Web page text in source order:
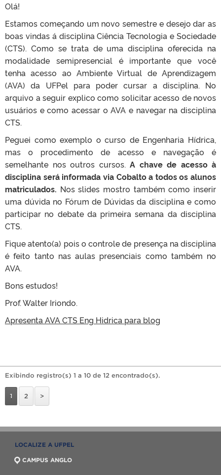
Olá!
Estamos começando um novo semestre e desejo dar as
boas vindas á disciplina Ciência Tecnologia e Sociedade
(CTS). Como se trata de uma disciplina oferecida na
modalidade semipresencial é importante que você
tenha acesso ao Ambiente Virtual de Aprendizagem
(AVA) da UFPel para poder cursar a disciplina. No
arquivo a seguir explico como solicitar acesso de novos
usuários e como acessar o AVA e navegar na disciplina
CTS.
Peguei como exemplo o curso de Engenharia Hídrica,
mas o procedimento de acesso e navegação é
semelhante nos outros cursos. A chave de acesso à
disciplina será informada via Cobalto a todos os alunos
matriculados. Nos slides mostro também como inserir
uma dúvida no Fórum de Dúvidas da disciplina e como
participar no debate da primeira semana da disciplina
CTS.
Fique atento(a) pois o controle de presença na disciplina
é feito tanto nas aulas presenciais como também no
AVA.
Bons estudos!
Prof. Walter Iriondo.
Apresenta AVA CTS Eng Hidrica para blog
Exibindo registro(s) 1 a 10 de 12 encontrado(s).
1 2 >
LOCALIZE A UFPEL
CAMPUS ANGLO